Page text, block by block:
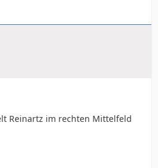
Reinartz im rechten Mittelfeld